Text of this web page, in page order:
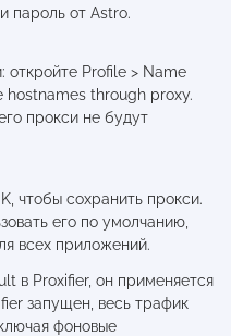
пароль от Astro.
откройте Profile > Name
hostnames through proxy.
прокси не будут
чтобы сохранить прокси.
его по умолчанию,
всех приложений.
в Proxifier, он применяется
запущен, весь трафик
фоновые